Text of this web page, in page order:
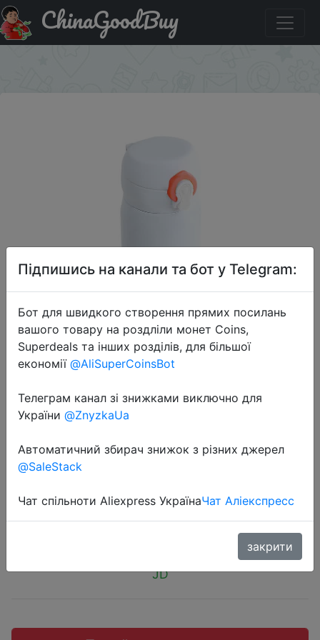
Придбати 500ML Bounce Cap Нержавеющая сталь
Двухслойная вакуумная чашка.
ChinaGoodBuy
2018-06-25
500ML Bounce Cap Нержавеющая
сталь Двухслойная вакуумная
чашка.
$10.99
JD
Підпишись на канали та бот у Telegram:
Бот для швидкого створення прямих посилань
вашого товару на роздліли монет Coins,
Superdeals та інших розділів, для більшої
економії @AliSuperCoinsBot
Телеграм канал зі знижками виключно для
України @ZnyzkaUa
Автоматичний збирач знижок з різних джерел
@SaleStack
Чат спільноти Aliexpress УкраїнаЧат Аліекспресс
закрити